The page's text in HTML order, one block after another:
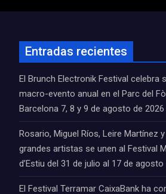
Entradas recientes
El Brunch Electronik Festival celebra
macro-evento anual en el Parc del
Barcelona 7, 8 y 9 de agosto de 2026
Rosario, Miguel Ríos, Leire Martínez
grandes artistas se unen al Festival
d’Estiu del 31 de julio al 17 de agosto
El Festival Terramar CaixaBank ha